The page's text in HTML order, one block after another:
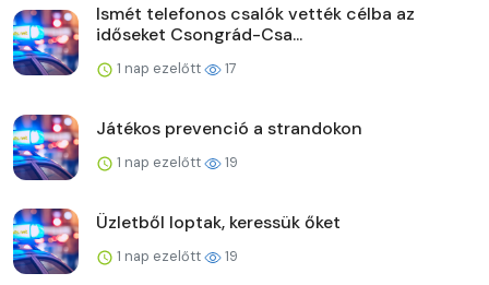
Ismét telefonos csalók vették célba az
időseket Csongrád-Csa...
1 nap ezelőtt 17
Játékos prevenció a strandokon
1 nap ezelőtt 19
Üzletből loptak, keressük őket
1 nap ezelőtt 19